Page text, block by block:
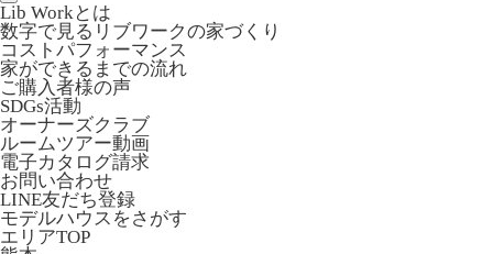
Lib Workとは
数字で見るリブワークの家づくり
コストパフォーマンス
家ができるまでの流れ
ご購入者様の声
SDGs活動
オーナーズクラブ
ルームツアー動画
電子カタログ請求
お問い合わせ
LINE友だち登録
モデルハウスをさがす
エリアTOP